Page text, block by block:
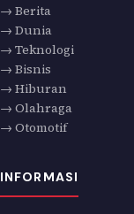
→ Berita
→ Dunia
→ Teknologi
→ Bisnis
→ Hiburan
→ Olahraga
→ Otomotif
INFORMASI